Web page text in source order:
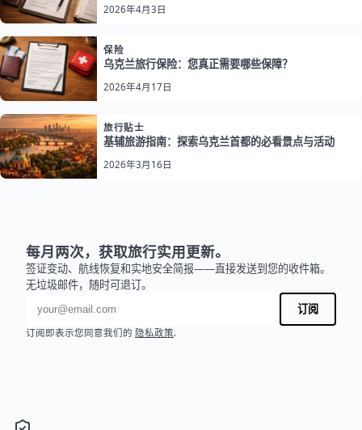
2026年4月3日
保险
乌克兰旅行保险：您真正需要哪些保障？
2026年4月17日
旅行贴士
基辅旅游指南：探索乌克兰首都的必看景点与活动
2026年3月16日
每月两次，获取旅行实用更新。
签证变动、航线恢复和实地安全简报——直接发送到您的收件箱。
无垃圾邮件，随时可退订。
电子邮件地址
订阅
订阅即表示您同意我们的 隐私政策.